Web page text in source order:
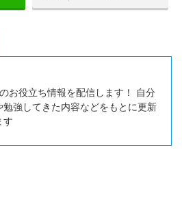
お役立ち情報を配信します！ 自分
勉強してきた内容などをもとに更新
す